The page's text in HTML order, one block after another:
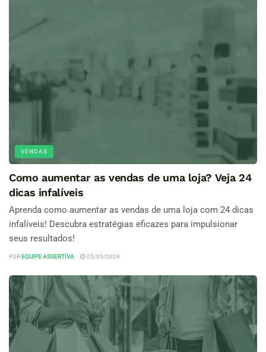
VENDAS
Como aumentar as vendas de uma loja? Veja 24
dicas infalíveis
Aprenda como aumentar as vendas de uma loja com 24 dicas
infalíveis! Descubra estratégias eficazes para impulsionar
seus resultados!
POR EQUIPE ASSERTIVA 05/09/2024